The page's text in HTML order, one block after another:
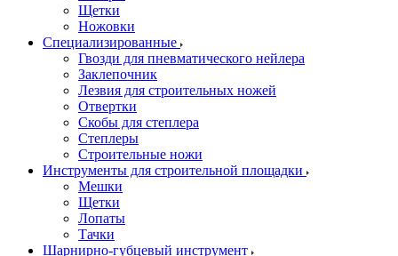
Щетки
Ножовки
Специализированные
Гвозди для пневматического нейлера
Заклепочник
Лезвия для строительных ножей
Отвертки
Скобы для степлера
Степлеры
Строительные ножи
Инструменты для строительной площадки
Мешки
Щетки
Лопаты
Тачки
Шарнирно-губцевый инструмент